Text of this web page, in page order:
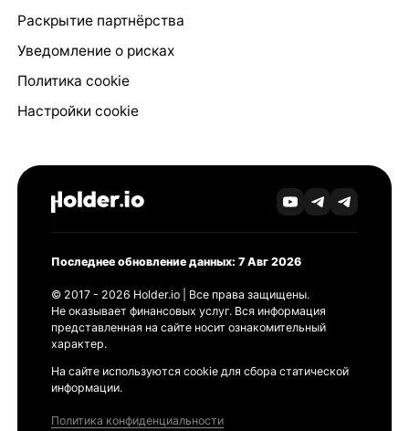
Раскрытие партнёрства
Уведомление о рисках
Политика cookie
Настройки cookie
Последнее обновление данных: 7 Авг 2026
© 2017 - 2026 Holder.io | Все права защищены.
Не оказывает финансовых услуг. Вся информация
представленная на сайте носит ознакомительный
характер.
На сайте используются cookie для сбора статической
информации.
Политика конфиденциальности